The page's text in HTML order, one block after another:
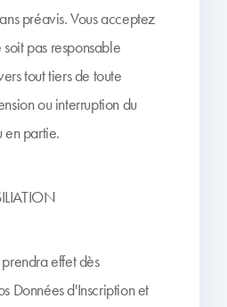
préavis. Vous acceptez
pas responsable
tout tiers de toute
ou interruption du
en partie.
effet dès
Données d'Inscription et